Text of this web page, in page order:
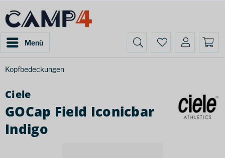
Menü
Kopfbedeckungen
Ciele
GOCap Field Iconicbar
Indigo